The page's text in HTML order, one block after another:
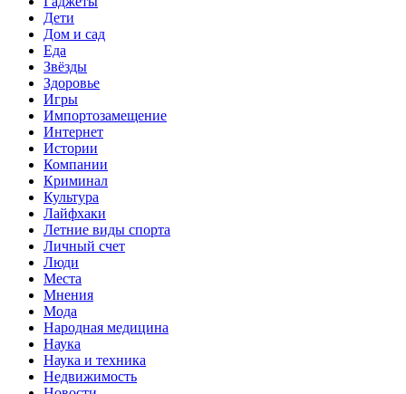
Дети
Дом и сад
Еда
Звёзды
Здоровье
Игры
Импортозамещение
Интернет
Истории
Компании
Криминал
Культура
Лайфхаки
Летние виды спорта
Личный счет
Люди
Места
Мнения
Мода
Народная медицина
Наука
Наука и техника
Недвижимость